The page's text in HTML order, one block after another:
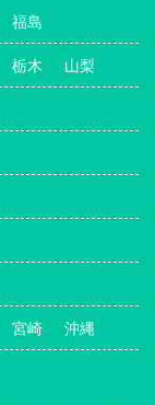
福島
栃木 山梨
宮崎 沖縄